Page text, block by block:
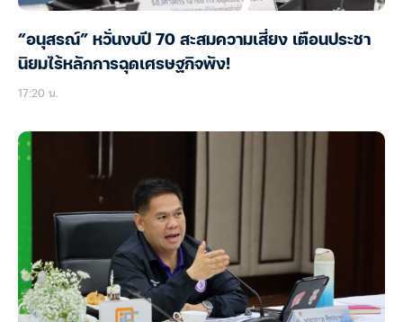
“อนุสรณ์” หวั่นงบปี 70 สะสมความเสี่ยง เตือนประชา
นิยมไร้หลักการฉุดเศรษฐกิจพัง!
17:20 น.